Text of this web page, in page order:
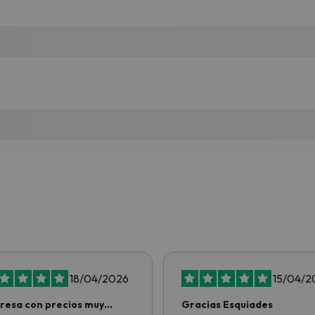
18/04/2026
con precios muy
15/04/
Gracias Esquiades